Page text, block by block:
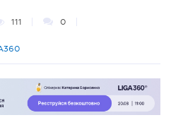
111 0